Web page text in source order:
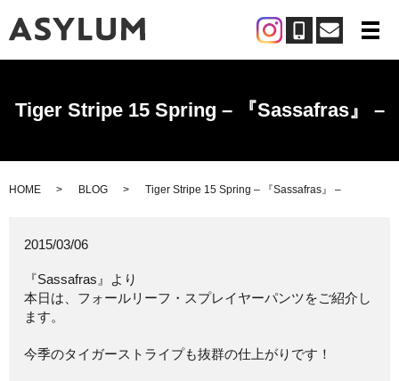
メ
Tiger Stripe 15 Spring – 『Sassafras』 –
HOME BLOG Tiger Stripe 15 Spring – 『Sassafras』 –
2015/03/06
『Sassafras』より
本日は、フォールリーフ・スプレイヤーパンツをご紹介し
ます。
今季のタイガーストライプも抜群の仕上がりです！